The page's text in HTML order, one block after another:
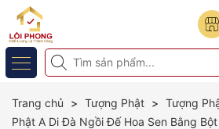
Trang chủ Tượng Phật Tượng
Phật A Di Đà Ngồi Đế Hoa Sen Bằng